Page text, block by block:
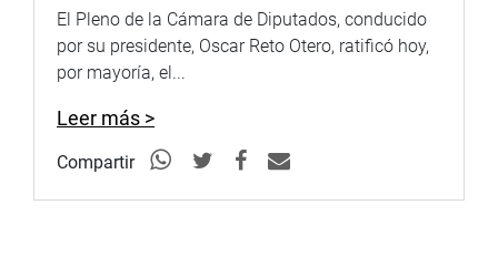
El Pleno de la Cámara de Diputados, conducido
por su presidente, Oscar Reto Otero, ratificó hoy,
por mayoría, el...
Leer más >
Compartir